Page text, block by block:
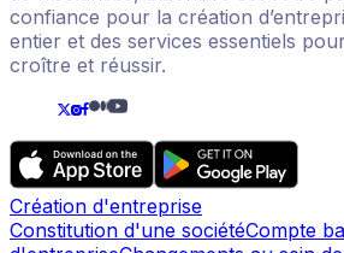
confiance pour la création
entier et des services essentiels
croître et réussir.
Création d'entreprise
Constitution d'une sociétéCompte